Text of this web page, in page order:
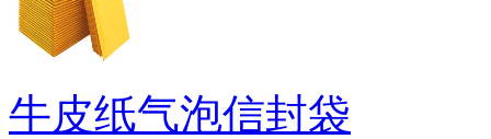
牛皮纸气泡信封袋